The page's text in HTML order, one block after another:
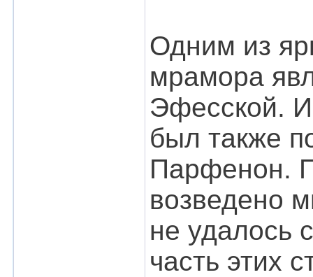
Одним из
мрамора
Эфесской.
был также
Парфенон.
возведено
не удалось
часть этих